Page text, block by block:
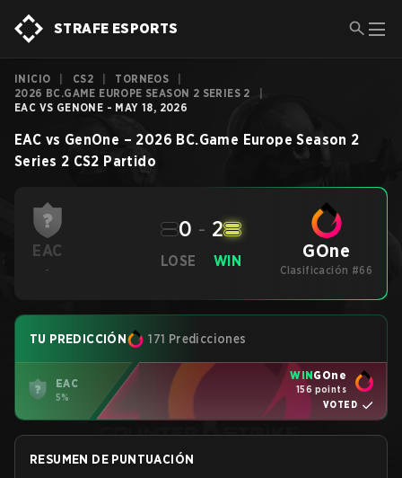
STRAFE ESPORTS
INICIO CS2 TORNEOS
2026 BC.GAME EUROPE SEASON 2 SERIES 2
EAC VS GENONE - MAY 18, 2026
EAC vs GenOne – 2026 BC.Game Europe Season 2
Series 2 CS2 Partido
EAC
-
LOSE
0 - 2
WIN GOne
Clasificación #66
TU PREDICCIÓN 171 Predicciones
EAC
5%
WINGOne
156 points
VOTED
RESUMEN DE PUNTUACIÓN